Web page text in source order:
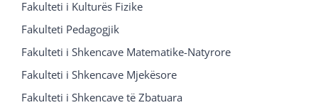
Fakulteti i Kulturës Fizike
Fakulteti Pedagogjik
Fakulteti i Shkencave Matematike-Natyrore
Fakulteti i Shkencave Mjekësore
Fakulteti i Shkencave të Zbatuara